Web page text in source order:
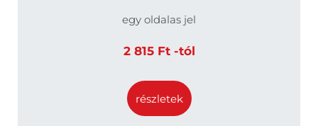
egy oldalas jel
2 815 Ft -tól
részletek